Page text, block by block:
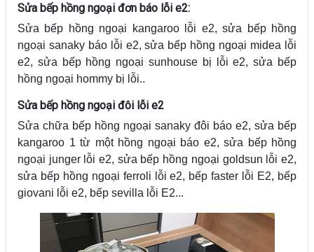
Sửa bếp hồng ngoại đơn báo lỗi e2:
Sửa bếp hồng ngoại kangaroo lỗi e2, sửa bếp hồng
ngoại sanaky báo lỗi e2, sửa bếp hồng ngoại midea lỗi
e2, sửa bếp hồng ngoại sunhouse bị lỗi e2, sửa bếp
hồng ngoại hommy bị lỗi..
Sửa bếp hồng ngoại đôi lỗi e2
Sửa chữa bếp hồng ngoại sanaky đôi báo e2, sửa bếp
kangaroo 1 từ một hồng ngoại báo e2, sửa bếp hồng
ngoại junger lỗi e2, sửa bếp hồng ngoại goldsun lỗi e2,
sửa bếp hồng ngoại ferroli lỗi e2, bếp faster lỗi E2, bếp
giovani lỗi e2, bếp sevilla lỗi E2...